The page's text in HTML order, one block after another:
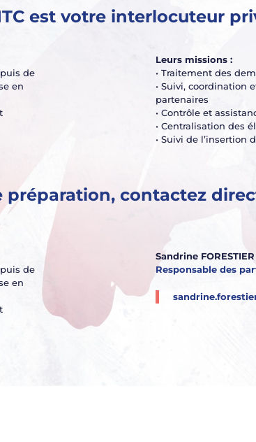
est votre interlocuteur
de
en
Leurs missions :
• Traitement des
• Suivi, coordination
partenaires
• Contrôle et
• Centralisation des
• Suivi de l’insertion
contactez
de
en
Sandrine FORESTIER
Responsable des